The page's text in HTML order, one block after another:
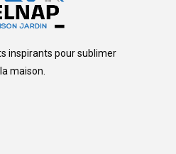
inspirants pour sublimer
maison.